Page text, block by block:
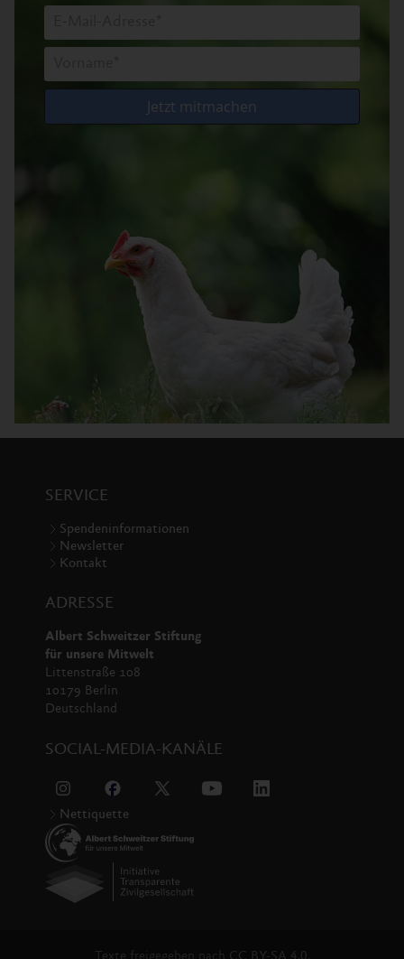
SERVICE
Spendeninformationen
Newsletter
Kontakt
ADRESSE
Albert Schweitzer Stiftung
für unsere Mitwelt
Littenstraße 108
10179 Berlin
Deutschland
SOCIAL-MEDIA-KANÄLE
Nettiquette